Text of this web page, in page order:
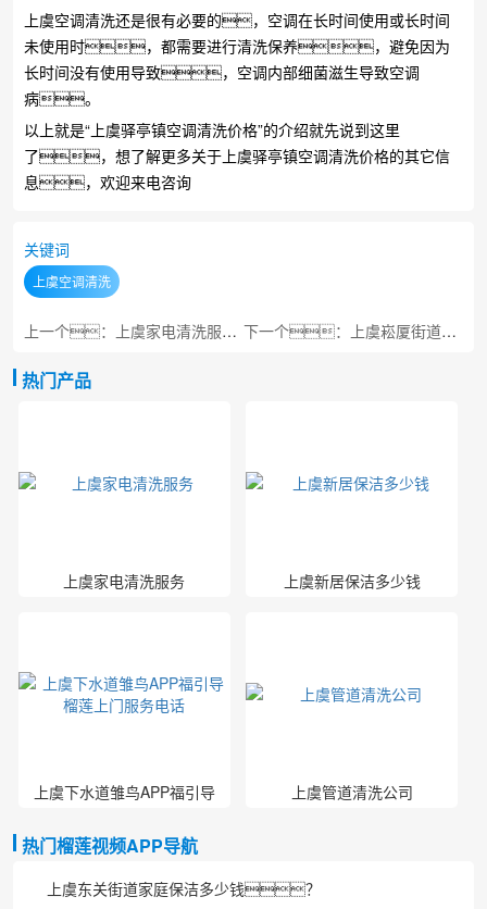
上虞空调清洗还是很有必要的，空调在长时间使用或长时间
未使用时，都需要进行清洗保养，避免因为
长时间没有使用导致，空调内部细菌滋生导致空调
病。
以上就是“上虞驿亭镇空调清洗价格”的介绍就先说到这里
了，想了解更多关于上虞驿亭镇空调清洗价格的其它信
息，欢迎来电咨询
关键词
上虞空调清洗
上一个：上虞家电清洗服务流程是怎样的 下一个：上虞崧厦街道家庭保洁价格
热门产品
上虞家电清洗服务 上虞新居保洁多少钱
上虞下水道雏鸟APP福引导
上虞管道清洗公司
热门榴莲视频APP导航
上虞东关街道家庭保洁多少钱？